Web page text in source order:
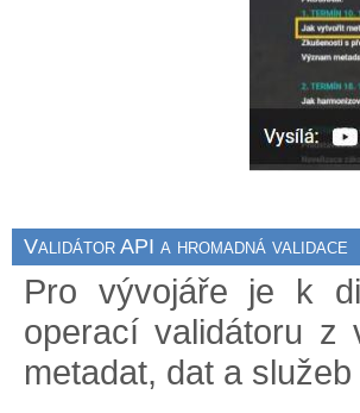
Validátor API a hromadná validace
Pro vývojáře je k
operací validátoru z
metadat, dat a